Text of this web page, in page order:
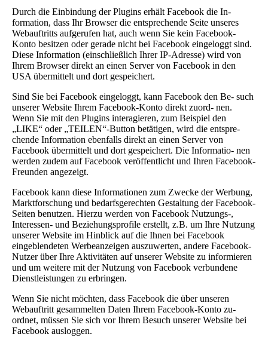
Durch die Einbindung der Plugins erhält Facebook die In-
formation, dass Ihr Browser die entsprechende Seite unseres
Webauftritts aufgerufen hat, auch wenn Sie kein Facebook-
Konto besitzen oder gerade nicht bei Facebook eingeloggt sind.
Diese Information (einschließlich Ihrer IP-Adresse) wird von
Ihrem Browser direkt an einen Server von Facebook in den
USA übermittelt und dort gespeichert.
Sind Sie bei Facebook eingeloggt, kann Facebook den Be- such
unserer Website Ihrem Facebook-Konto direkt zuord- nen.
Wenn Sie mit den Plugins interagieren, zum Beispiel den
„LIKE“ oder „TEILEN“-Button betätigen, wird die entspre-
chende Information ebenfalls direkt an einen Server von
Facebook übermittelt und dort gespeichert. Die Informatio- nen
werden zudem auf Facebook veröffentlicht und Ihren Facebook-
Freunden angezeigt.
Facebook kann diese Informationen zum Zwecke der Werbung,
Marktforschung und bedarfsgerechten Gestaltung der Facebook-
Seiten benutzen. Hierzu werden von Facebook Nutzungs-,
Interessen- und Beziehungsprofile erstellt, z.B. um Ihre Nutzung
unserer Website im Hinblick auf die Ihnen bei Facebook
eingeblendeten Werbeanzeigen auszuwerten, andere Facebook-
Nutzer über Ihre Aktivitäten auf unserer Website zu informieren
und um weitere mit der Nutzung von Facebook verbundene
Dienstleistungen zu erbringen.
Wenn Sie nicht möchten, dass Facebook die über unseren
Webauftritt gesammelten Daten Ihrem Facebook-Konto zu-
ordnet, müssen Sie sich vor Ihrem Besuch unserer Website bei
Facebook ausloggen.